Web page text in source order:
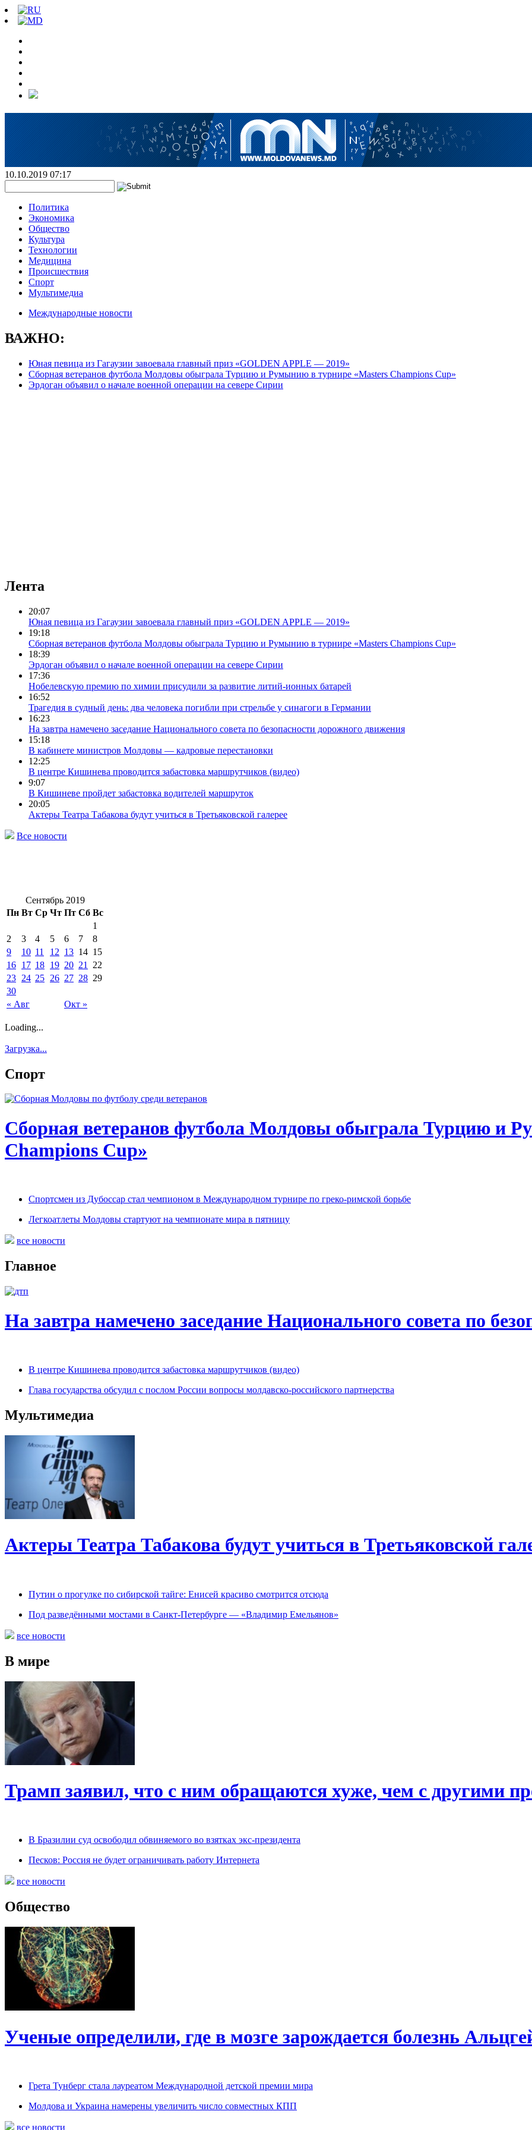
10.10.2019 07:17
Политика
Экономика
Общество
Культура
Технологии
Медицина
Происшествия
Спорт
Мультимедиа
Международные новости
ВАЖНО:
Юная певица из Гагаузии завоевала главный приз «GOLDEN APPLE — 2019»
Сборная ветеранов футбола Молдовы обыграла Турцию и Румынию в турнире «Masters Champions Cup»
Эрдоган объявил о начале военной операции на севере Сирии
Лента
20:07
Юная певица из Гагаузии завоевала главный приз «GOLDEN APPLE — 2019»
19:18
Сборная ветеранов футбола Молдовы обыграла Турцию и Румынию в турнире «Masters Champions Cup»
18:39
Эрдоган объявил о начале военной операции на севере Сирии
17:36
Нобелевскую премию по химии присудили за развитие литий-ионных батарей
16:52
Трагедия в судный день: два человека погибли при стрельбе у синагоги в Германии
16:23
На завтра намечено заседание Национального совета по безопасности дорожного движения
15:18
В кабинете министров Молдовы — кадровые перестановки
12:25
В центре Кишинева проводится забастовка маршрутчиков (видео)
9:07
В Кишиневе пройдет забастовка водителей маршруток
20:05
Актеры Театра Табакова будут учиться в Третьяковской галерее
Все новости
Сентябрь 2019
Пн Вт Ср Чт Пт Сб Вс
« Авг Окт »
1
2
3 4 5 6 7
8
9
10 11 12 13 14 15
16 17 18 19 20 21
22
23 24 25 26 27 28 29
30
Loading...
Загрузка...
Спорт
Сборная ветеранов футбола Молдовы обыграла Турцию и
Champions Cup»
Спортсмен из Дубоссар стал чемпионом в Международном турнире по греко-римской борьбе
Легкоатлеты Молдовы стартуют на чемпионате мира в пятницу
все новости
Главное
На завтра намечено заседание Национального совета по
В центре Кишинева проводится забастовка маршрутчиков (видео)
Глава государства обсудил с послом России вопросы молдавско-российского партнерства
Мультимедиа
Актеры Театра Табакова будут учиться в Третьяковской
Путин о прогулке по сибирской тайге: Енисей красиво смотрится отсюда
Под разведёнными мостами в Санкт-Петербурге — «Владимир Емельянов»
все новости
В мире
Трамп заявил, что с ним обращаются хуже, чем с другими
В Бразилии суд освободил обвиняемого во взятках экс-президента
Песков: Россия не будет ограничивать работу Интернета
все новости
Общество
Ученые определили, где в мозге зарождается болезнь
Грета Тунберг стала лауреатом Международной детской премии мира
Молдова и Украина намерены увеличить число совместных КПП
все новости